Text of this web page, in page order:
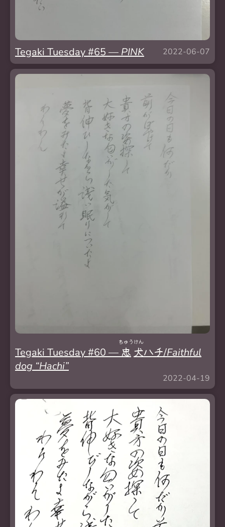
Tegaki Tuesday #65 — PINK 2022-06-07
Tegaki Tuesday #60 — 忠
ちゅう
犬
けん
ハチ/Faithful
dog “Hachi”
2022-04-19